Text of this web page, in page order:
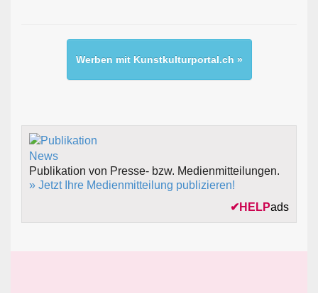
Werben mit Kunstkulturportal.ch »
Publikation von Presse- bzw. Medienmitteilungen.
» Jetzt Ihre Medienmitteilung publizieren!
✔ HELPads